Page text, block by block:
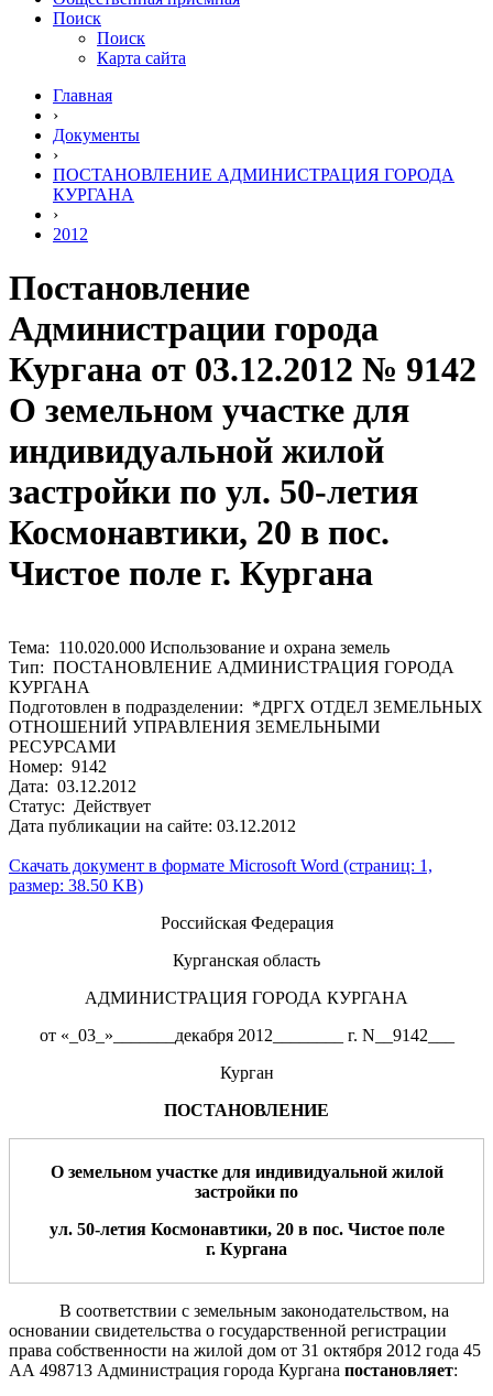
Поиск
Поиск
Карта сайта
Главная
›
Документы
›
ПОСТАНОВЛЕНИЕ АДМИНИСТРАЦИЯ ГОРОДА
КУРГАНА
›
2012
Постановление
Администрации города
Кургана от 03.12.2012 № 9142
О земельном участке для
индивидуальной жилой
застройки по ул. 50-летия
Космонавтики, 20 в пос.
Чистое поле г. Кургана
Тема: 110.020.000 Использование и охрана земель
Тип: ПОСТАНОВЛЕНИЕ АДМИНИСТРАЦИЯ ГОРОДА
КУРГАНА
Подготовлен в подразделении: *ДРГХ ОТДЕЛ ЗЕМЕЛЬНЫХ
ОТНОШЕНИЙ УПРАВЛЕНИЯ ЗЕМЕЛЬНЫМИ
РЕСУРСАМИ
Номер: 9142
Дата: 03.12.2012
Статус: Действует
Дата публикации на сайте: 03.12.2012
Скачать документ в формате Microsoft Word (страниц: 1,
размер: 38.50 KB)
Российская Федерация
Курганская область
АДМИНИСТРАЦИЯ ГОРОДА КУРГАНА
от «_03_»_______декабря 2012________ г. N__9142___
Курган
ПОСТАНОВЛЕНИЕ
О земельном участке для индивидуальной жилой
застройки по
ул. 50-летия Космонавтики, 20в пос. Чистое поле
г. Кургана
В соответствии с земельным законодательством, на
основании свидетельства о государственной регистрации
права собственности на жилой дом от 31 октября 2012 года 45
АА 498713 Администрация города Кургана постановляет: